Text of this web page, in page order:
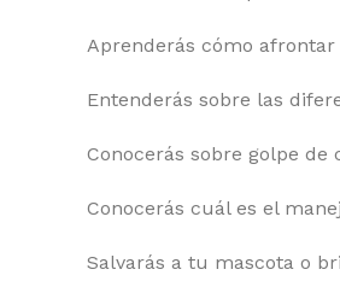
Aprenderás cómo
Entenderás sobre las
Conocerás sobre golpe
Conocerás cuál es el
Salvarás a tu mascota o